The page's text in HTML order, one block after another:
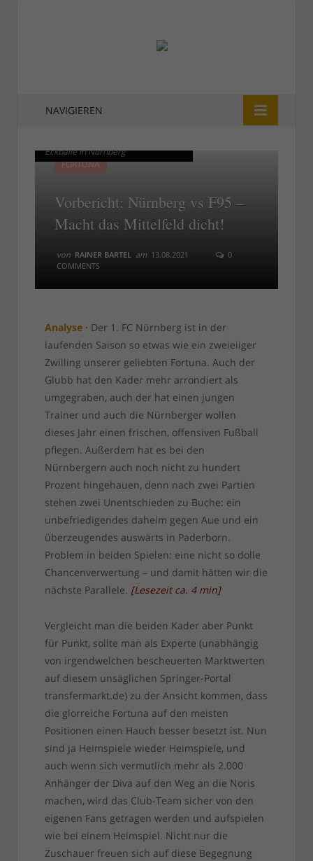
NAVIGIEREN
Eckbälle in Nürnberg
FORTUNA
Vorbericht: Nürnberg vs F95 –
Macht das Mittelfeld dicht!
von RAINER BARTEL am 13.08.2021
0
COMMENTS
Eckbälle in Nürnberg
Analyse · Der 1. FC Nürnberg ist in der
laufenden Saison so etwas wie ein zweieiiger
Zwilling unserer geliebten Fortuna. Auch der
Glubb hat den Kader mehr arrondiert als
umgegraben, auch der hat einen jungen
Trainer und auch die Nürnberger wollen
dieses Jahr einen frischen, offensiven Fußball
pflegen. Außerdem hat es bei den
Nürnbergern auch noch nicht zu hundert
Prozent hingehauen, denn nach zwei Partien
stehen zwei Unentschieden zu Buche: ein
unbefriedigendes daheim gegen Aue und ein
überzeugendes auswärts in Paderborn.
Problem in beiden Spielen: eine nicht so dolle
Chancenverwertung – und damit hätten wir die
nächste Parallele. [Lesezeit ca. 4 min]
Vergleicht man die beiden Kader aber Punkt
für Punkt, sollte man als Experte (unabhängig
von irgendwelchen bescheuerten Marktwerten
auf diesem unsäglichen Springer-Portal
transfermarkt.de) zu der Ansicht kommen, dass
die glorreiche Fortuna auf den meisten
Positionen einen Hauch besser besetzt ist. Nun
sind ja Heimspiele wieder Heimspiele, und
auch wenn sich vermutlich mehr als 2.000
Anhänger der Diva auf den Weg an die Noris
machen, wird das Club-Team sicher von den
eigenen Fans getragen werden und aufspielen
wie bei einem Heimspiel. Nicht nur die
Zuschauer freuen sich auf diese Begegnung